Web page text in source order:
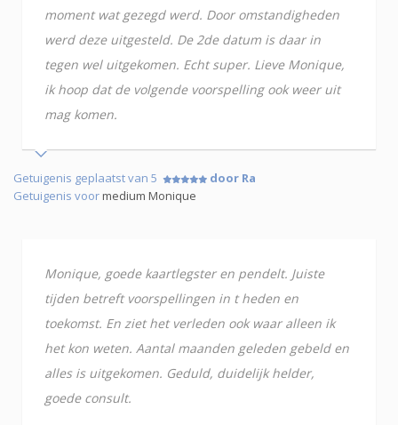
moment wat gezegd werd. Door omstandigheden
werd deze uitgesteld. De 2de datum is daar in
tegen wel uitgekomen. Echt super. Lieve Monique,
ik hoop dat de volgende voorspelling ook weer uit
mag komen.
Getuigenis geplaatst van 5
door Ra
Getuigenis voormedium Monique
Monique, goede kaartlegster en pendelt. Juiste
tijden betreft voorspellingen in t heden en
toekomst. En ziet het verleden ook waar alleen ik
het kon weten. Aantal maanden geleden gebeld en
alles is uitgekomen. Geduld, duidelijk helder,
goede consult.